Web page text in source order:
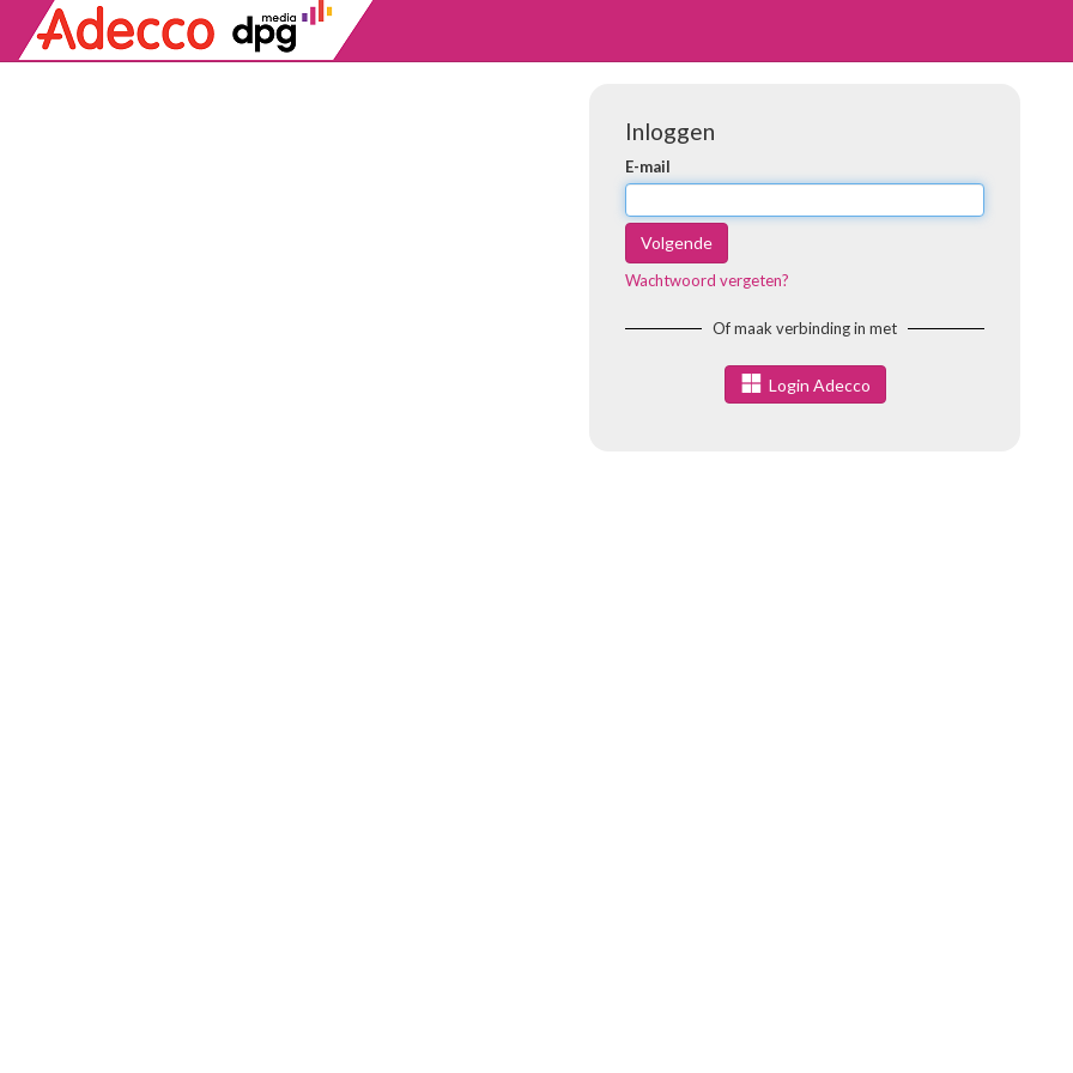
Inloggen
E-mail
Volgende
Wachtwoord vergeten?
Of maak verbinding in met
Login Adecco